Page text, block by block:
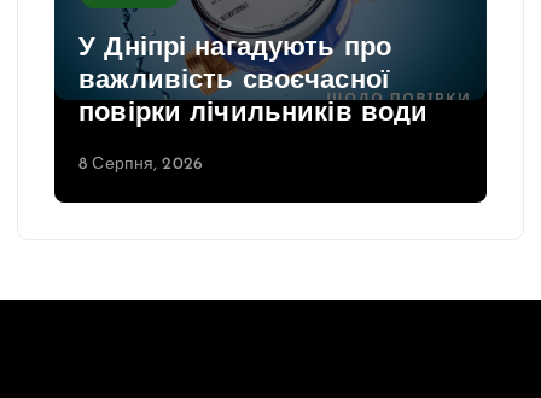
У Дніпрі нагадують про
важливість своєчасної
повірки лічильників води
8 Серпня, 2026